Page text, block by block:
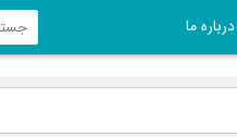
درباره ما